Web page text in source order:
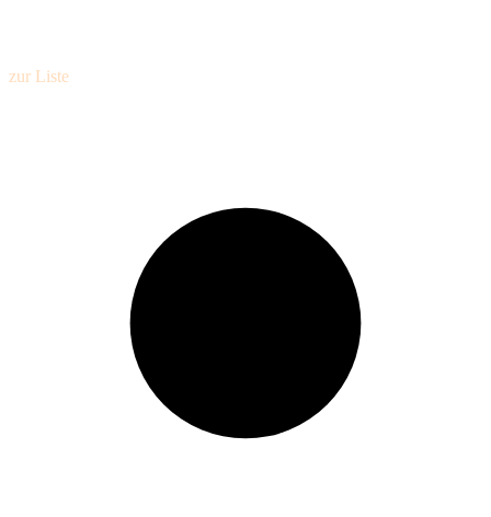
zur Liste